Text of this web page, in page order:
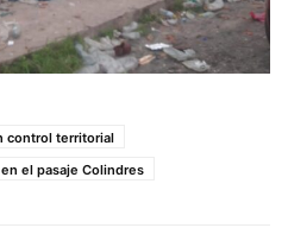
control territorial
el pasaje Colindres